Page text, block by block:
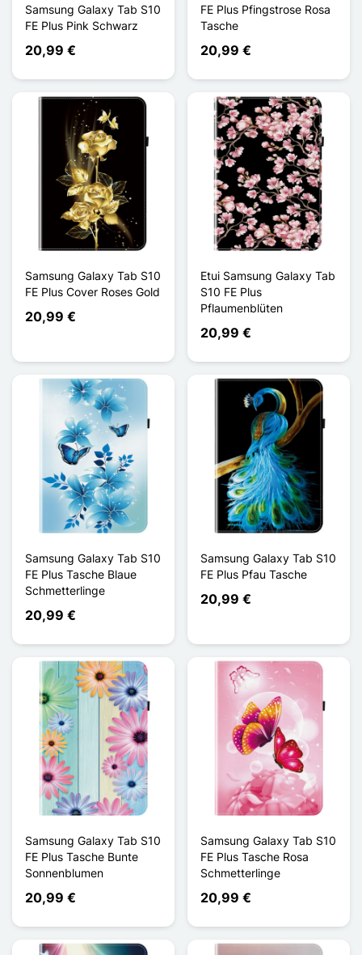
Samsung Galaxy Tab S10
FE Plus Pink Schwarz
20,99 €
FE Plus Pfingstrose Rosa
Tasche
20,99 €
Samsung Galaxy Tab S10
FE Plus Cover Roses Gold
20,99 €
Etui Samsung Galaxy Tab
S10 FE Plus
Pflaumenblüten
20,99 €
Samsung Galaxy Tab S10
FE Plus Tasche Blaue
Schmetterlinge
20,99 €
Samsung Galaxy Tab S10
FE Plus Pfau Tasche
20,99 €
Samsung Galaxy Tab S10
FE Plus Tasche Bunte
Sonnenblumen
20,99 €
Samsung Galaxy Tab S10
FE Plus Tasche Rosa
Schmetterlinge
20,99 €